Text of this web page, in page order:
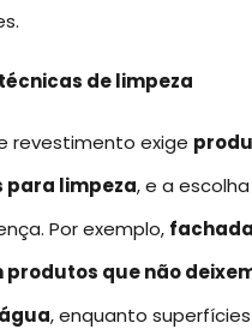
de limpeza
revestimento exige
para limpeza, e a
Por exemplo,
que não
, enquanto